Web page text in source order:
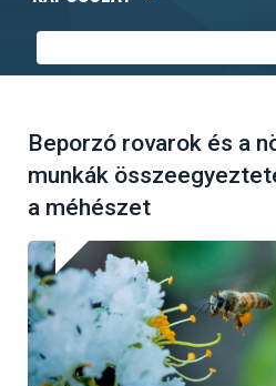
Beporzó rovarok és a
munkák
a méhészet